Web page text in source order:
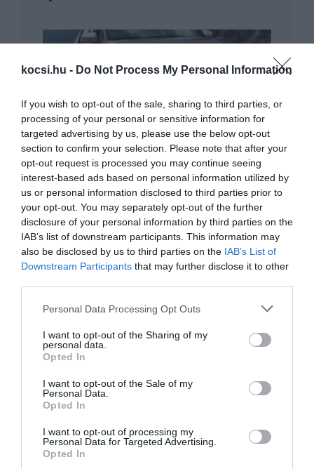
kocsi.hu - Do Not Process My Personal Information
If you wish to opt-out of the sale, sharing to third parties, or
processing of your personal or sensitive information for
targeted advertising by us, please use the below opt-out
section to confirm your selection. Please note that after your
opt-out request is processed you may continue seeing
interest-based ads based on personal information utilized by
us or personal information disclosed to third parties prior to
your opt-out. You may separately opt-out of the further
disclosure of your personal information by third parties on the
IAB’s list of downstream participants. This information may
also be disclosed by us to third parties on the IAB’s List of
Downstream Participants that may further disclose it to other
Please note that this website/app uses one or more Google
not limited to your visit or usage behaviour. You may click to
grant or deny consent to Google and its third-party tags to
use your data for below specified purposes in below Google
consent section.
Personal Data Processing Opt Outs
I want to opt-out of the Sharing of my
personal data.
Opted In
I want to opt-out of the Sale of my
Personal Data.
Opted In
I want to opt-out of processing my
Personal Data for Targeted Advertising.
Opted In
Turbós benzinmotort kapott a Suzuki
Vitara
Turbó Suzuki – de nem nekünk
Wagon R+